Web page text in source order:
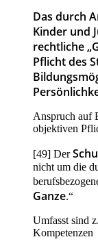
Das durch
Kinder und
rechtliche
Pflicht des
Anspruch auf
objektiven
[49] Der
nicht um die
Ganze.“
Umfasst sind
Kompetenzen